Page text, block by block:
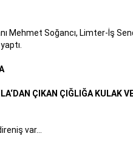
Mehmet Soğancı, Limter-İş
ÇIKAN ÇIĞLIĞA KULAK
var...